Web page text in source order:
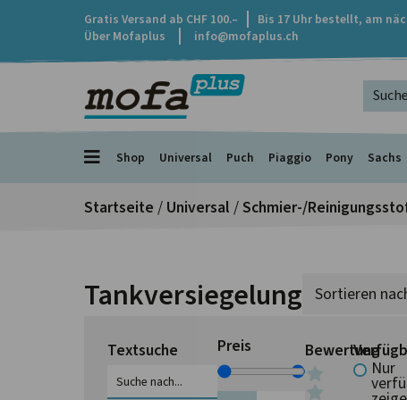
Gratis Versand ab CHF 100.– Bis 17 Uhr bestellt, am
Über Mofaplus
info@mofaplus.ch
Shop Universal Puch Piaggio Pony Sachs
Startseite / Universal /Schmier-/
Tankversiegelung
Textsuche Preis Bewertung
Nur